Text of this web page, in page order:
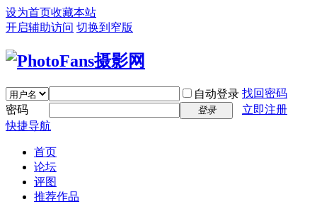
设为首页收藏本站
开启辅助访问 切换到窄版
自动登录 找回密码
密码
登录
立即注册
快捷导航
首页
论坛
评图
推荐作品